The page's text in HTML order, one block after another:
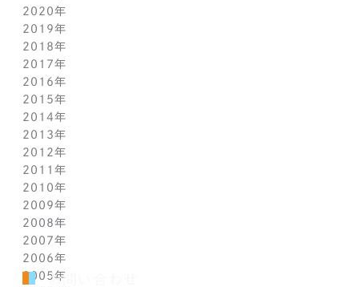
3月(13)
2月(9)
1月(4)
8月(8)
7月(10)
6月(6)
5月(7)
4月(11)
3月(9)
2月(10)
1月(5)
9月(4)
8月(5)
7月(11)
6月(7)
5月(5)
4月(11)
3月(6)
2月(13)
1月(2)
10月(11)
9月(3)
8月(5)
7月(8)
6月(2)
5月(12)
4月(5)
3月(8)
2月(9)
1月(3)
11月(4)
10月(4)
9月(1)
8月(3)
7月(6)
6月(2)
5月(4)
4月(6)
3月(8)
2月(8)
1月(2)
12月(4)
11月(2)
10月(6)
9月(3)
8月(2)
7月(7)
6月(1)
5月(5)
4月(6)
3月(9)
2月(7)
1月(3)
2020年
12月(2)
11月(3)
10月(5)
9月(3)
8月(3)
7月(5)
6月(1)
5月(3)
4月(6)
3月(3)
2月(6)
1月(1)
2019年
12月(2)
11月(3)
10月(4)
9月(1)
8月(4)
7月(5)
6月(1)
5月(4)
4月(5)
3月(4)
2月(4)
1月(2)
2018年
12月(2)
11月(7)
10月(8)
9月(7)
8月(8)
7月(7)
6月(7)
5月(9)
4月(7)
3月(6)
2月(5)
1月(1)
2017年
12月(2)
11月(5)
10月(5)
9月(5)
8月(6)
7月(7)
6月(1)
5月(3)
4月(3)
3月(3)
2月(5)
2016年
12月(2)
11月(3)
10月(7)
9月(2)
8月(3)
7月(6)
6月(5)
5月(4)
4月(3)
3月(2)
2月(7)
2015年
12月(3)
11月(6)
10月(7)
9月(3)
8月(8)
7月(7)
6月(5)
5月(4)
4月(4)
3月(3)
2014年
12月(2)
11月(7)
10月(7)
9月(6)
8月(5)
7月(9)
6月(6)
5月(3)
4月(7)
2013年
12月(6)
11月(6)
10月(5)
9月(7)
8月(4)
7月(3)
6月(1)
5月(5)
2012年
12月(1)
11月(1)
10月(1)
9月(1)
8月(1)
7月(3)
5月(2)
2011年
12月(1)
11月(1)
10月(2)
8月(2)
7月(4)
5月(2)
2010年
12月(1)
11月(1)
10月(2)
9月(1)
8月(2)
2009年
11月(6)
10月(9)
9月(3)
8月(1)
2008年
11月(4)
10月(2)
9月(2)
2007年
12月(2)
11月(2)
2006年
12月(1)
2005年お問い合わせ